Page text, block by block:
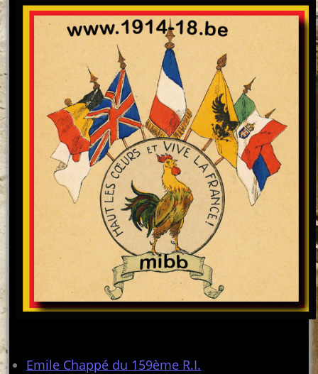
Emile Chappé du 159ème R.I.